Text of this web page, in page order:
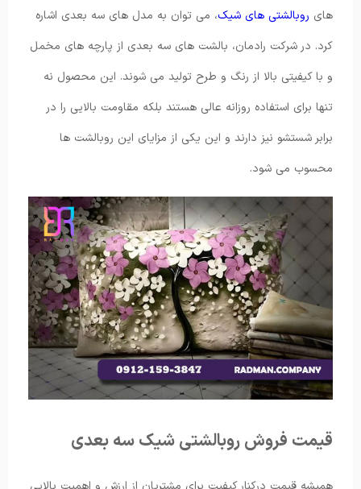
های روبالشتی های شیک، می توان به مدل های سه بعدی اشاره
کرد. در شرکت رادمان، بالشت های سه بعدی از پارچه های مخمل
و با کیفیتی بالا از رنگ و طرح تولید می شوند. این محصول نه
تنها برای استفاده روزانه عالی هستند بلکه مقاومت بالایی را در
برابر شستشو نیز دارند و این یکی از مزایای این روبالشت ها
محسوب می شود.
قیمت فروش روبالشتی شیک سه بعدی